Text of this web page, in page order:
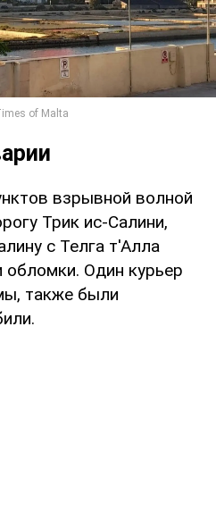
взрывной волной
Трик ис-Салини,
с Телга т'Алла
обломки. Один курьер
также были